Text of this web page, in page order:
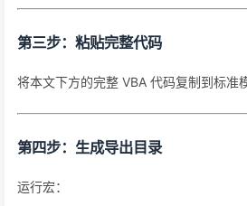
第三步：粘贴完整代码
将本文下方的完整 VBA 代码复制到标准
第四步：生成导出目录
运行宏：